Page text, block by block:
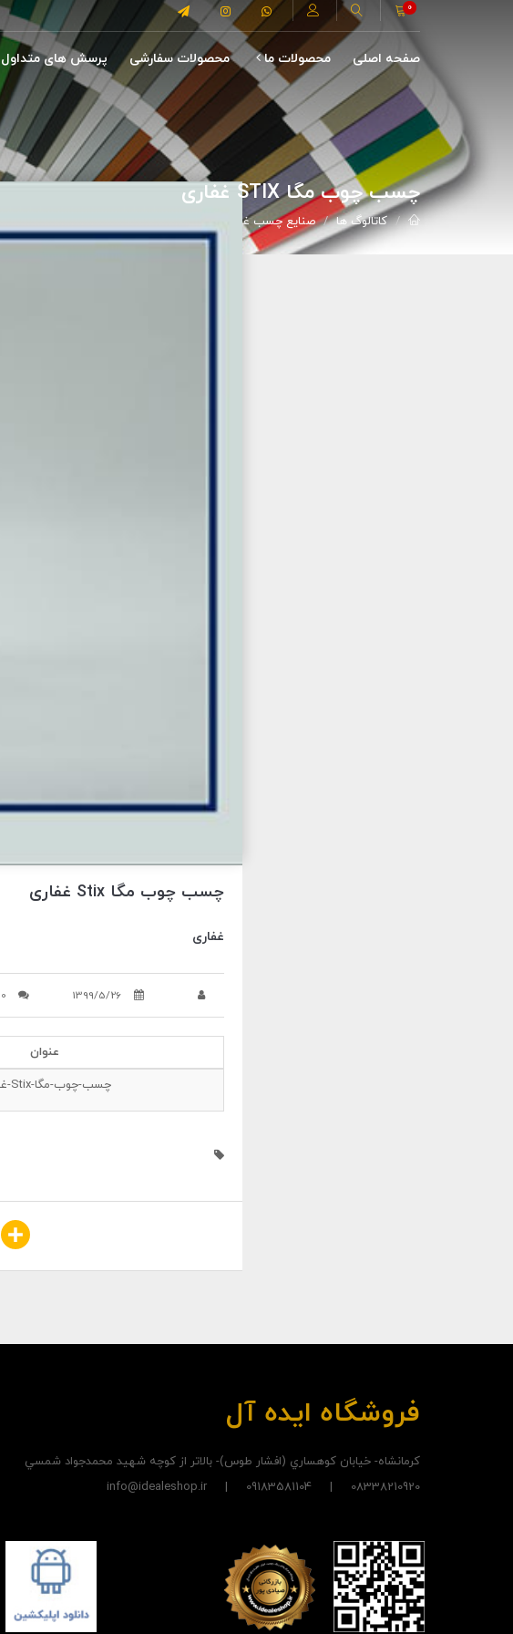
0
صفحه اصلی محصولات ما محصولات سفارشی پرسش های متداول
چسب چوب مگا STIX غفاری
کاتالوگ ها صنایع چسب غفاری
چسب چوب مگا Stix غفاری
غفاری
1399/5/26 0 نظر
عنوان
چسب-چوب-مگا-Stix-غفاری
Share
فروشگاه ایده آل
کرمانشاه- خيابان کوهساري (افشار طوس)- بالاتر از کوچه شهيد محمدجواد شمسي
08338210920 | 09183581104 | info@idealeshop.ir